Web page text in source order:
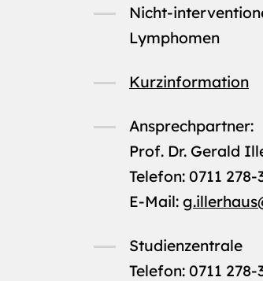
Nicht-
Lymphomen
Kurzinformation
Ansprechpartner:
Prof. Dr. Gerald
Telefon: 0711 278-
E-Mail: g.illerhaus
Studienzentrale
Telefon: 0711